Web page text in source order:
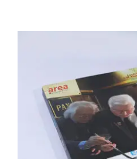
Area Revue